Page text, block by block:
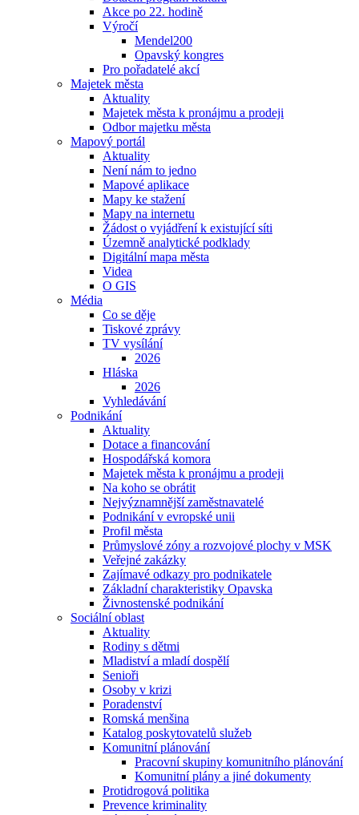
Akce po 22. hodině
Výročí
Mendel200
Opavský kongres
Pro pořadatelé akcí
Majetek města
Aktuality
Majetek města k pronájmu a prodeji
Odbor majetku města
Mapový portál
Aktuality
Není nám to jedno
Mapové aplikace
Mapy ke stažení
Mapy na internetu
Žádost o vyjádření k existující síti
Územně analytické podklady
Digitální mapa města
Videa
O GIS
Média
Co se děje
Tiskové zprávy
TV vysílání
2026
Hláska
2026
Vyhledávání
Podnikání
Aktuality
Dotace a financování
Hospodářská komora
Majetek města k pronájmu a prodeji
Na koho se obrátit
Nejvýznamnější zaměstnavatelé
Podnikání v evropské unii
Profil města
Průmyslové zóny a rozvojové plochy v MSK
Veřejné zakázky
Zajímavé odkazy pro podnikatele
Základní charakteristiky Opavska
Živnostenské podnikání
Sociální oblast
Aktuality
Rodiny s dětmi
Mladiství a mladí dospělí
Senioři
Osoby v krizi
Poradenství
Romská menšina
Katalog poskytovatelů služeb
Komunitní plánování
Pracovní skupiny komunitního plánování
Komunitní plány a jiné dokumenty
Protidrogová politika
Prevence kriminality